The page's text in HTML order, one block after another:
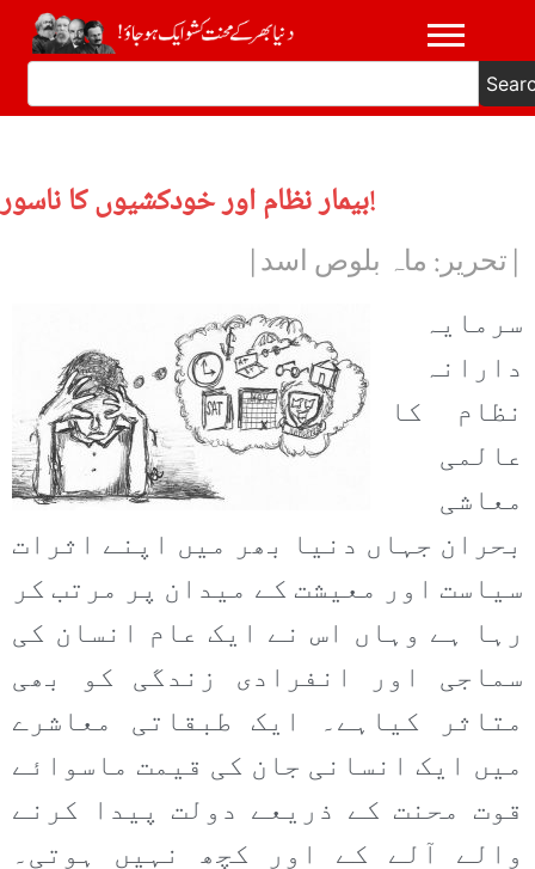
بیمار نظام اور خودکشیوں کا ناسور!
|تحریر: ماہ بلوص اسد|
سرمایہ
دارانہ
نظام کا
عالمی
معاشی
بحران جہاں دنیا بھر میں اپنے اثرات
سیاست اور معیشت کے میدان پر مرتب کر
رہا ہے وہاں اس نے ایک عام انسان کی
سماجی اور انفرادی زندگی کو بھی
متاثر کیاہے۔ ایک طبقاتی معاشرے
میں ایک انسانی جان کی قیمت ماسوائے
قوت محنت کے ذریعے دولت پیدا کرنے
والے آلے کے اور کچھ نہیں ہوتی۔